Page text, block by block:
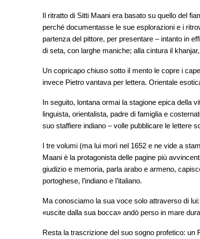
Il ritratto di Sitti Maani era basato su quello del
perché documentasse le sue esplorazioni e i
partenza del pittore, per presentare – intanto in
di seta, con larghe maniche; alla cintura il
Un copricapo chiuso sotto il mento le copre i
invece Pietro vantava per lettera. Orientale
In seguito, lontana ormai la stagione epica della
linguista, orientalista, padre di famiglia e
suo staffiere indiano – volle pubblicare le lettere
I tre volumi (ma lui morì nel 1652 e ne vide a
Maani è la protagonista delle pagine più
giudizio e memoria, parla arabo e armeno,
portoghese, l’indiano e l’italiano.
Ma conosciamo la sua voce solo attraverso di
«uscite dalla sua bocca» andò perso in mare
Resta la trascrizione del suo sogno profetico: un